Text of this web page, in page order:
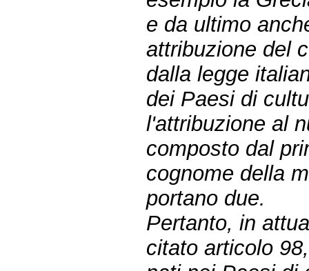
e da ultimo
attribuzione del
dalla legge
dei Paesi di
l'attribuzione al
composto dal
cognome della
portano due.
Pertanto, in
citato articolo